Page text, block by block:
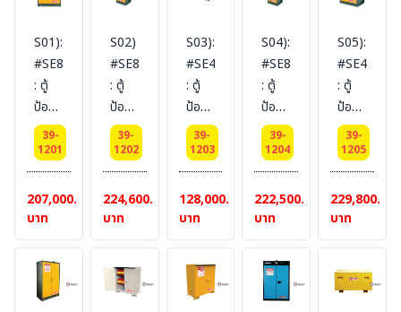
48
4
door
Certification(CE)
Ext
dimension(HxWxD/cm)
180x109x46
(Kgs.)
61
(ไม่
รวม
สายดิน)
48
4
door
Certification(CE)
Ext
dimension(HxWxD/cm)
180x109x46
(Kgs.)
96
(ไม่
รวม
สายดิน)
GaL
door
(manual)
Certification(CE)
Ext
dimension(HxWxD/cm)
165x59x46
(Kgs.)
42
(ไม่
รวม
สายดิน)
GaL
door
(manual)
Certification(CE)
Ext
dimension(HxWxD/cm)
89x90.5x58
(Kgs.)
45.5
(ไม่
รวม
สายดิน)
Volume
45 L
Nomber
of
Doors
and
Style
Ext
89x53x55
SYSBEL
S01):
#SE830450
: ตู้
ป้องกัน
อัคคี
ภัย
30
นาที
Safety
Cabinets
170
L 2
door
39-
1201
207,000.00
บาท
S02)
#SE860230
: ตู้
ป้องกัน
อัคคี
ภัย
60
นาที
Safety
Cabinets
1
door
39-
1202
224,600.00
บาท
S03):
#SE490190
: ตู้
ป้องกัน
อัคคี
ภัย
90
นาที
Safety
Cabinets
2
door
39-
1203
128,000.00
บาท
S04):
#SE890230
: ตู้
ป้องกัน
อัคคี
ภัย
90
นาที
Safety
Cabinets
87 L
1
door
39-
1204
222,500.00
บาท
S05):
: ตู้
ป้องกัน
อัคคี
ภัย
90
นาที
Safety
Cabinets
L 2
39-
1205
229,800.00
บาท